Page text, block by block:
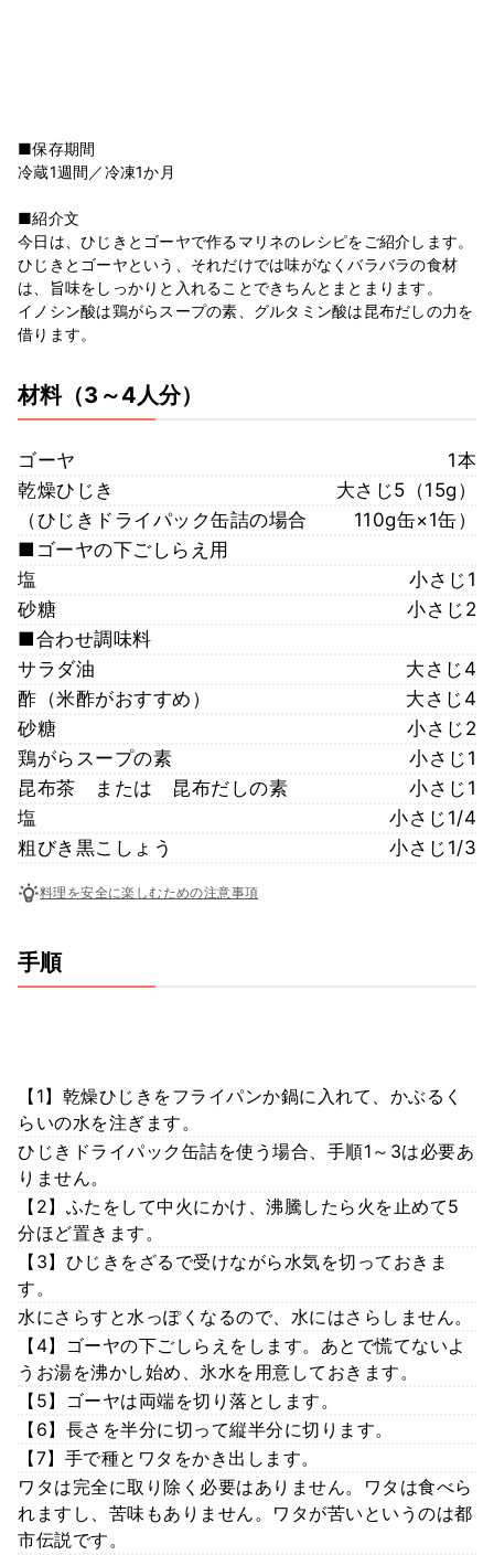
■保存期間
冷蔵1週間／冷凍1か月
■紹介文
今日は、ひじきとゴーヤで作るマリネのレシピをご紹介します。
ひじきとゴーヤという、それだけでは味がなくバラバラの食材
は、旨味をしっかりと入れることできちんとまとまります。
イノシン酸は鶏がらスープの素、グルタミン酸は昆布だしの力を
借ります。
材料（3～4人分）
ゴーヤ
1本
乾燥ひじき
大さじ5（15g）
（ひじきドライパック缶詰の場合
110g缶×1缶）
■ゴーヤの下ごしらえ用
塩
小さじ1
砂糖
小さじ2
■合わせ調味料
サラダ油
大さじ4
酢（米酢がおすすめ）
大さじ4
砂糖
小さじ2
鶏がらスープの素
小さじ1
昆布茶 または 昆布だしの素
小さじ1
塩
小さじ1/4
粗びき黒こしょう
小さじ1/3
料理を安全に楽しむための注意事項
手順
【1】乾燥ひじきをフライパンか鍋に入れて、かぶるく
らいの水を注ぎます。
ひじきドライパック缶詰を使う場合、手順1～3は必要あ
りません。
【2】ふたをして中火にかけ、沸騰したら火を止めて5
分ほど置きます。
【3】ひじきをざるで受けながら水気を切っておきま
す。
水にさらすと水っぽくなるので、水にはさらしません。
【4】ゴーヤの下ごしらえをします。あとで慌てないよ
うお湯を沸かし始め、氷水を用意しておきます。
【5】ゴーヤは両端を切り落とします。
【6】長さを半分に切って縦半分に切ります。
【7】手で種とワタをかき出します。
ワタは完全に取り除く必要はありません。ワタは食べら
れますし、苦味もありません。ワタが苦いというのは都
市伝説です。